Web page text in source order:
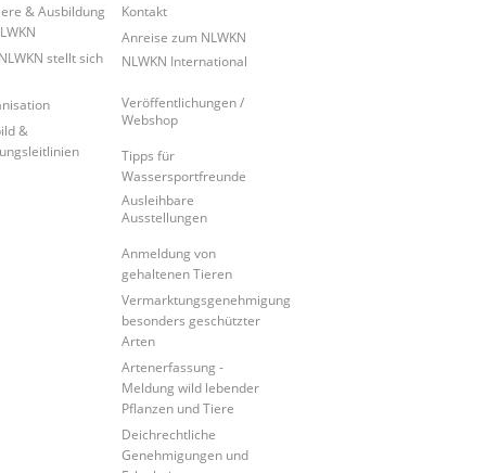
& Ausbildung
stellt sich
&
Kontakt
Anreise zum NLWKN
NLWKN International
Veröffentlichungen /
Webshop
Tipps für
Wassersportfreunde
Ausleihbare
Ausstellungen
Anmeldung von
gehaltenen Tieren
Vermarktungsgenehmigung
besonders geschützter
Arten
Artenerfassung -
Meldung wild lebender
Pflanzen und Tiere
Deichrechtliche
Genehmigungen und